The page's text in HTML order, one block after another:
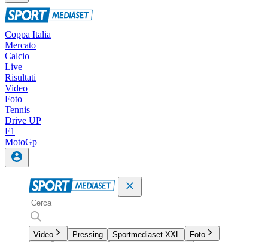
Coppa Italia
Mercato
Calcio
Live
Risultati
Video
Foto
Tennis
Drive UP
F1
MotoGp
Video Pressing Sportmediaset XXL
Foto